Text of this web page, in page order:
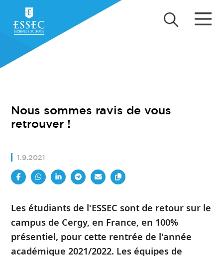
Nous sommes ravis de vous
retrouver !
1.9.2021
Les étudiants de l'ESSEC sont de retour sur le
campus de Cergy, en France, en 100%
présentiel, pour cette rentrée de l'année
académique 2021/2022. Les équipes de